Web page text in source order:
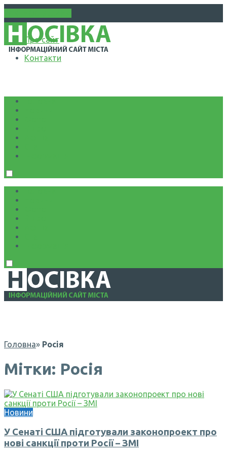
Про сайт
Контакти
Головна» Росія
Мітки: Росія
Новини
У Сенаті США підготували законопроект про
нові санкції проти Росії – ЗМІ